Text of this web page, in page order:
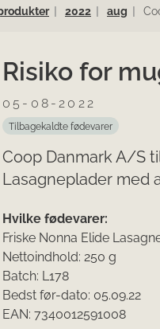
2022 aug
Risiko for
05-08-2022
Tilbagekaldte fødevarer
Coop Danmark A/S
Lasagneplader med
Hvilke fødevarer:
Friske Nonna Elide
Nettoindhold: 250 g
Batch: L178
Bedst før-dato: 05.09.22
EAN: 7340012591008